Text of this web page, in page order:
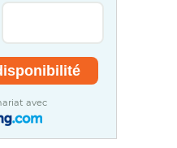
avec